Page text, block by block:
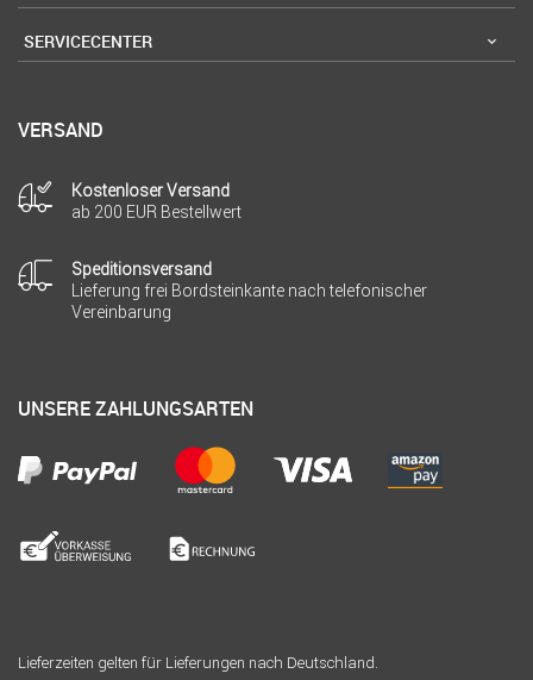
SERVICECENTER
VERSAND
Kostenloser Versand
ab 200 EUR Bestellwert
Speditionsversand
Lieferung frei Bordsteinkante nach telefonischer
Vereinbarung
UNSERE ZAHLUNGSARTEN
Lieferzeiten gelten für Lieferungen nach Deutschland.